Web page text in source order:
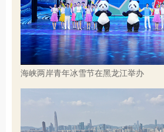
海峡两岸青年冰雪节在黑龙江举办